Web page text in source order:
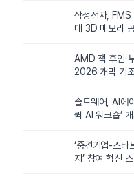
삼성전자,
대 3D 메모리
AMD 잭 후인
2026 개막 기
솔트웨어, AI에
퀵 AI 워크숍’
‘중견기업-스타
지’ 참여 혁신